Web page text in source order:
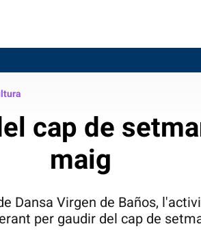
cap de
maig
Dansa Virgen de Baños,
per gaudir del cap de